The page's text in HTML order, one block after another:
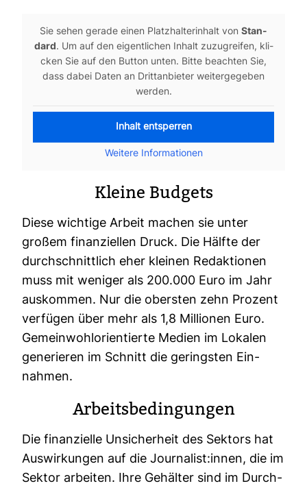
Sie sehen gerade einen Platz­hal­ter­in­halt von Stan­
dard . Um auf den eigent­li­chen Inhalt zuzu­greifen, kli­
cken Sie auf den Button unten. Bitte beachten Sie,
dass dabei Daten an Dritt­an­bieter wei­ter­ge­geben
werden.
Inhalt ent­sperren
Wei­tere Infor­ma­tionen
Kleine Bud­gets
Diese wich­tige Arbeit machen sie unter
großem finan­zi­ellen Druck. Die Hälfte der
durch­schnitt­lich eher kleinen Redak­tionen
muss mit weniger als 200.000 Euro im Jahr
aus­kommen. Nur die obersten zehn Pro­zent
ver­fügen über mehr als 1,8 Mil­lionen Euro.
Gemein­wohl­ori­en­tierte Medien im Lokalen
gene­rieren im Schnitt die geringsten Ein­
nahmen.
Arbeits­be­din­gungen
Die finan­zi­elle Unsi­cher­heit des Sek­tors hat
Aus­wir­kungen auf die Jour­na­list:innen, die im
Sektor arbeiten. Ihre Gehälter sind im Durch­